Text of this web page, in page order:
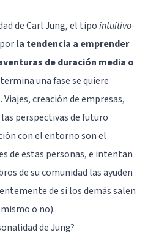
de Carl Jung, el tipointuitivo-
la tendencia a emprender
de duración media o
una fase se quiere
creación de empresas,
perspectivas de futuro
con el entorno son el
de estas personas, e intentan
de su comunidad las ayuden
de si los demás salen
o no).
de Jung?